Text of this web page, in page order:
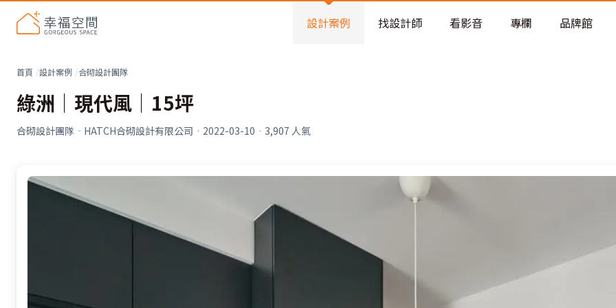
老屋預算分配與高 CP 值煥新術
設計案例 找設計師 看影音 專欄 品牌館
首頁 設計案例 合砌設計團隊
綠洲│現代風│15坪
合砌設計團隊 · HATCH合砌設計有限公司 · 2022-03-10 · 3,907 人氣